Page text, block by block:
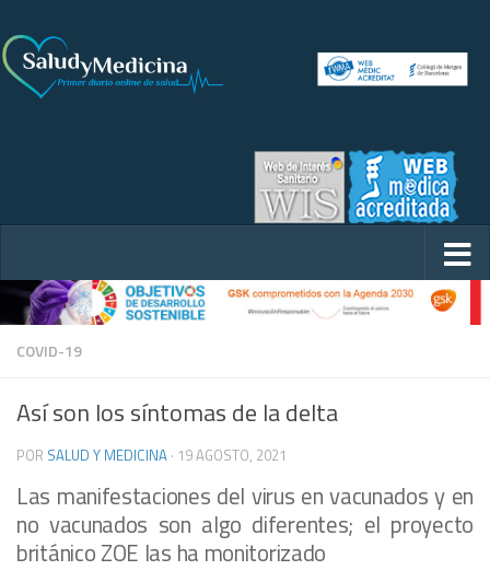
COVID-19
Así son los síntomas de la delta
POR SALUD Y MEDICINA · 19 AGOSTO, 2021
Las manifestaciones del virus en vacunados y en
no vacunados son algo diferentes; el proyecto
británico ZOE las ha monitorizado